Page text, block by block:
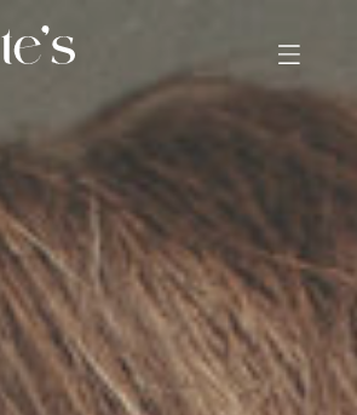
CHIGNONS +
TARIFS
MARIAGE
E-SHOP
RENDEZ-VOUS